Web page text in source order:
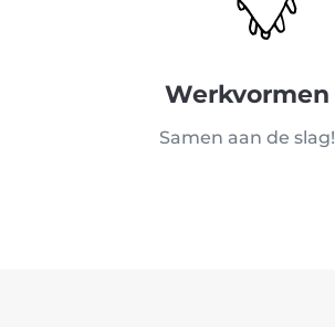
Werkvormen
Samen aan de slag!